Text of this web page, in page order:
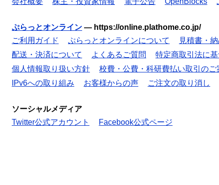
ぷらっとオンライン — https://online.plathome.co.jp/
ご利用ガイド
ぷらっとオンラインについて
見積書・
配送・決済について
よくあるご質問
特定商取引法に
個人情報取り扱い方針
校費・公費・科研費払い取引のご
IPv6への取り組み
お客様からの声 ご注文の取り消し
ソーシャルメディア
Twitter公式アカウント
Facebook公式ページ